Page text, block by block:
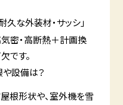
な外装材・サッシ」
気密・高断熱＋計画換
です。
設備は？
根形状や、室外機を雪